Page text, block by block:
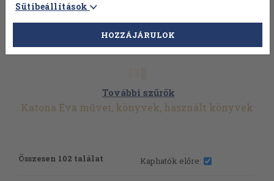
További szűrők
Katona Éva művei, könyvek, használt könyvek
Összesen 102 találat Kaphatók előre:
Sütibeállítások
HOZZÁJÁRULOK